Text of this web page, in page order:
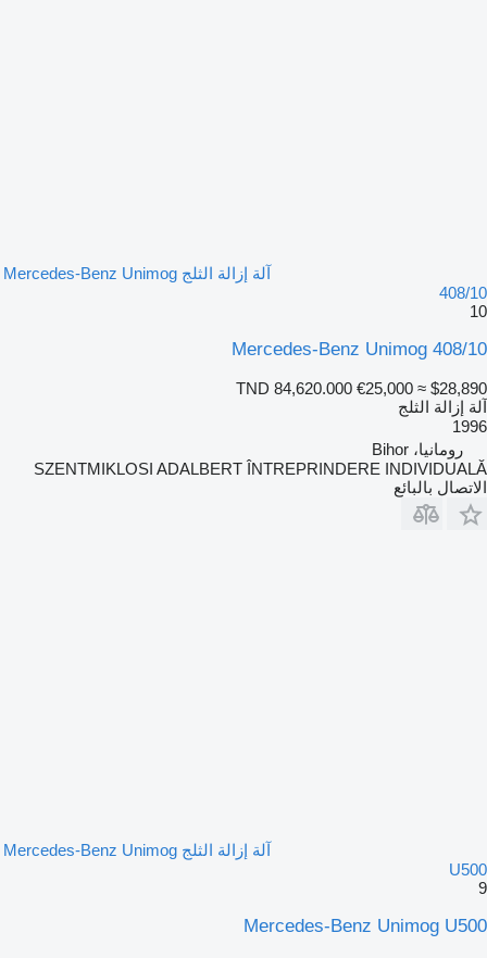
آلة إزالة الثلج Mercedes-Benz Unimog
408/10
10
Mercedes-Benz Unimog 408/10
TND 84,620.000 €25,000 ≈ $28,890
آلة إزالة الثلج
1996
رومانيا، Bihor
SZENTMIKLOSI ADALBERT ÎNTREPRINDERE INDIVIDUALĂ
الاتصال بالبائع
آلة إزالة الثلج Mercedes-Benz Unimog
U500
9
Mercedes-Benz Unimog U500